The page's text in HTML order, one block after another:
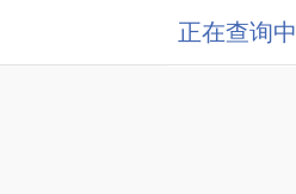
正在查询中